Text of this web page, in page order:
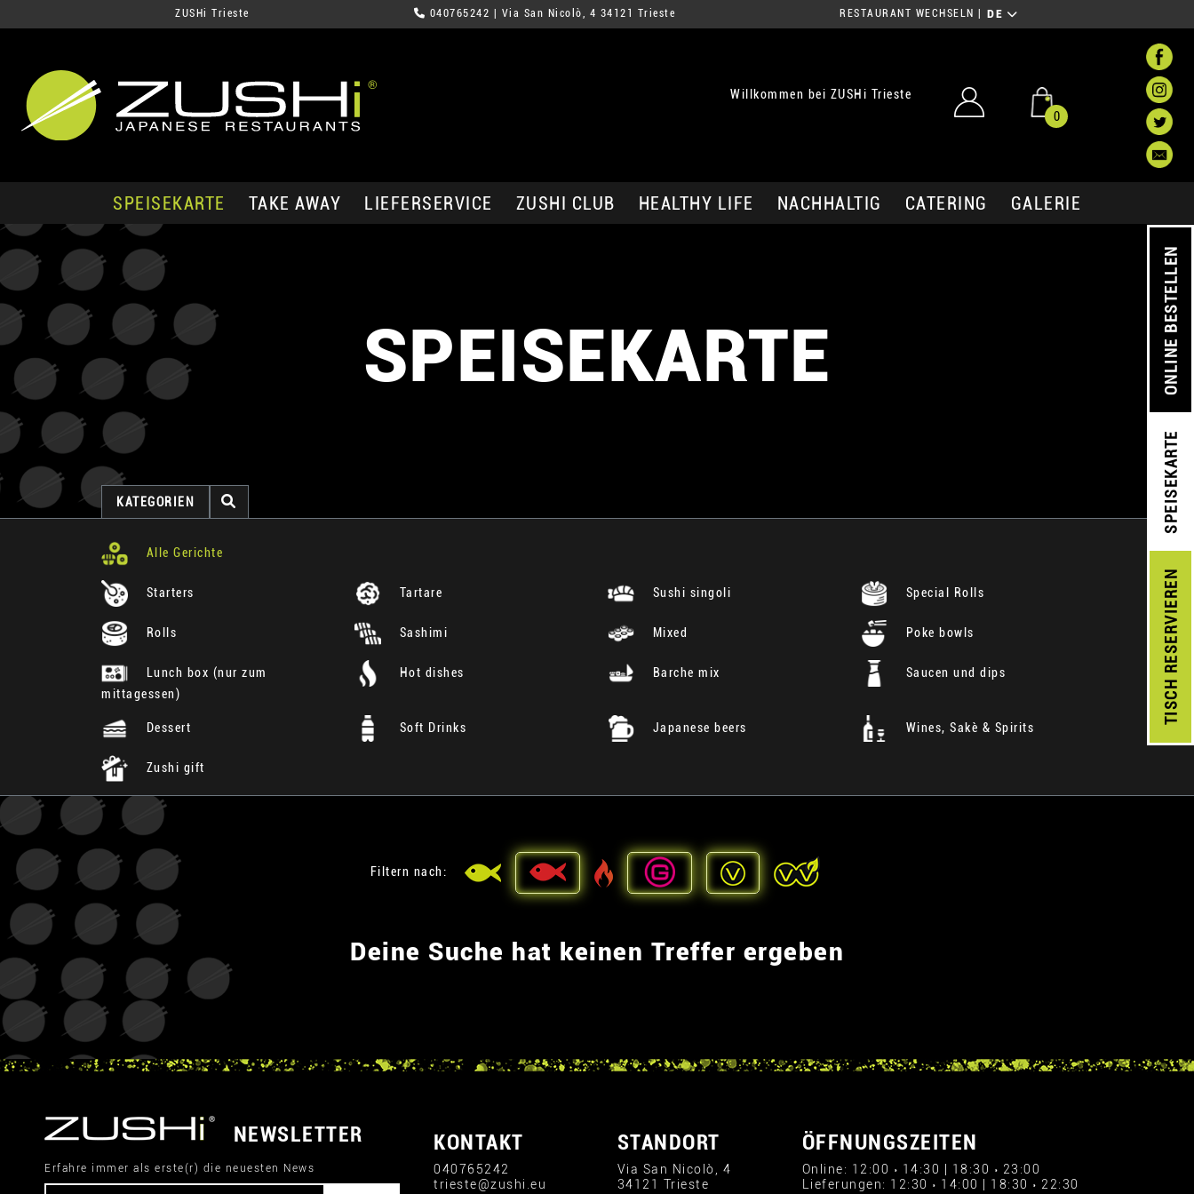
ZUSHi Trieste 040765242 | Via San Nicolò, 4 34121 Trieste RESTAURANT WECHSELN DE
Willkommen bei ZUSHi Trieste
0
SPEISEKARTE TAKE AWAY LIEFERSERVICE ZUSHI CLUB HEALTHY LIFE NACHHALTIG CATERING GALERIE
TISCH
RESERVIEREN
SPEISEKARTE
ONLINE BESTELLEN
SPEISEKARTE
KATEGORIEN
Alle Gerichte
Starters Tartare Sushi singoli Special Rolls
Rolls Sashimi Mixed Poke bowls
Lunch box (nur zum
mittagessen)
Hot dishes Barche mix Saucen und dips
Dessert Soft Drinks Japanese beers Wines, Sakè & Spirits
Zushi gift
Filtern nach:
Deine Suche hat keinen Treffer ergeben
NEWSLETTER
Erfahre immer als erste(r) die neuesten News
KONTAKT
040765242
trieste@zushi.eu
STANDORT
Via San Nicolò, 4
34121 Trieste
ÖFFNUNGSZEITEN
Online: 12:00 › 14:30 | 18:30 › 23:00
Lieferungen: 12:30 › 14:00 | 18:30 › 22:30